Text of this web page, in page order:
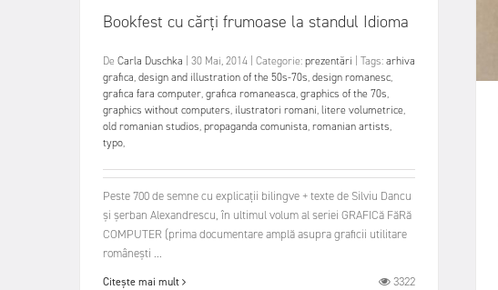
Bookfest cu cărți frumoase la standul Idioma
De Carla Duschka 30 Mai, 2014 Categorie:prezentări Tags:arhiva
grafica,design and illustration of the 50s-70s,design romanesc,
grafica fara computer,grafica romaneasca,graphics of the 70s,
graphics without computers, ilustratori romani,litere volumetrice,
old romanian studios,propaganda comunista,romanian artists,
typo,
Peste 700 de semne cu explicații bilingve + texte de Silviu Dancu
și șerban Alexandrescu, în ultimul volum al seriei GRAFICă FăRă
COMPUTER (prima documentare amplă asupra graficii utilitare
românești ...
Citește mai mult 3322